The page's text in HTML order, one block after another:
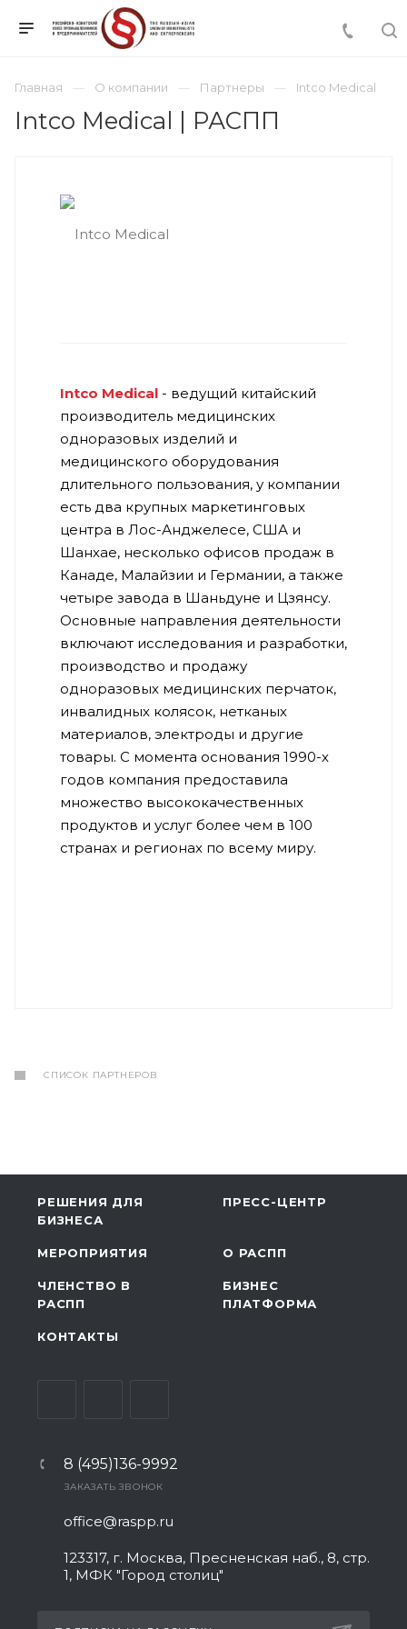
Главная О компании Партнеры Intco Medical
Intco Medical | РАСПП
Intco Medical - ведущий китайский
производитель медицинских
одноразовых изделий и
медицинского оборудования
длительного пользования, у компании
есть два крупных маркетинговых
центра в Лос-Анджелесе, США и
Шанхае, несколько офисов продаж в
Канаде, Малайзии и Германии, а также
четыре завода в Шаньдуне и Цзянсу.
Основные направления деятельности
включают исследования и разработки,
производство и продажу
одноразовых медицинских перчаток,
инвалидных колясок, нетканых
материалов, электроды и другие
товары. С момента основания 1990-х
годов компания предоставила
множество высококачественных
продуктов и услуг более чем в 100
странах и регионах по всему миру.
СПИСОК ПАРТНЕРОВ
РЕШЕНИЯ ДЛЯ
БИЗНЕСА
ПРЕСС-ЦЕНТР
МЕРОПРИЯТИЯ О РАСПП
ЧЛЕНСТВО В
РАСПП
БИЗНЕС
ПЛАТФОРМА
КОНТАКТЫ
8 (495)136-9992
ЗАКАЗАТЬ ЗВОНОК
office@raspp.ru
123317, г. Москва, Пресненская наб., 8, стр.
1, МФК "Город столиц"